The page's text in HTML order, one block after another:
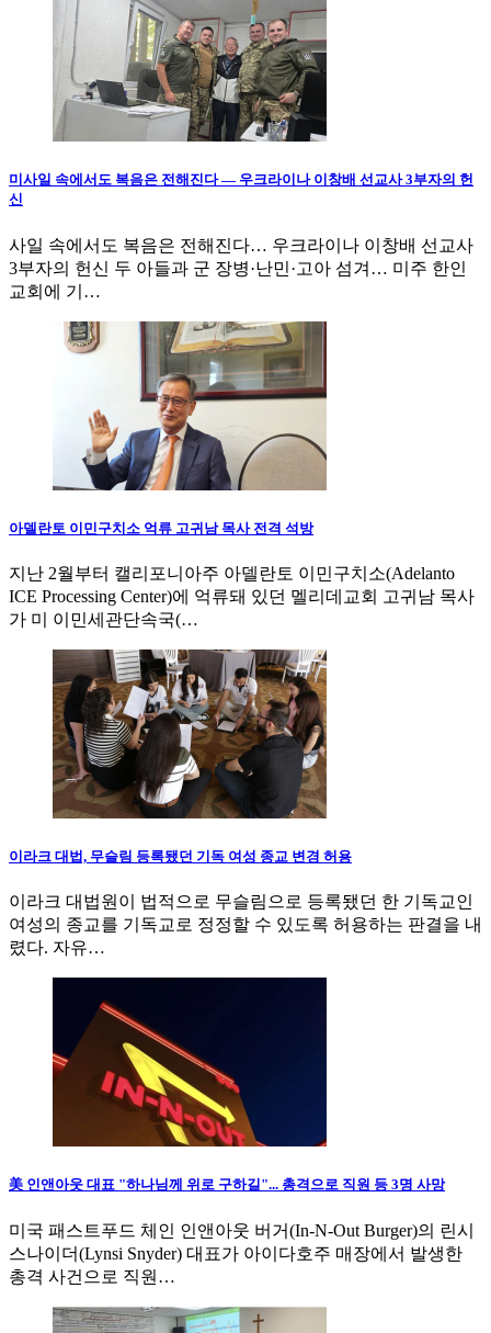
미사일 속에서도 복음은 전해진다 — 우크라이나 이창배 선교사 3부자의 헌
신
사일 속에서도 복음은 전해진다… 우크라이나 이창배 선교사
3부자의 헌신 두 아들과 군 장병·난민·고아 섬겨… 미주 한인
교회에 기…
아델란토 이민구치소 억류 고귀남 목사 전격 석방
지난 2월부터 캘리포니아주 아델란토 이민구치소(Adelanto
ICE Processing Center)에 억류돼 있던 멜리데교회 고귀남 목사
가 미 이민세관단속국(…
이라크 대법, 무슬림 등록됐던 기독 여성 종교 변경 허용
이라크 대법원이 법적으로 무슬림으로 등록됐던 한 기독교인
여성의 종교를 기독교로 정정할 수 있도록 허용하는 판결을 내
렸다. 자유…
美 인앤아웃 대표 "하나님께 위로 구하길"... 총격으로 직원 등 3명 사망
미국 패스트푸드 체인 인앤아웃 버거(In-N-Out Burger)의 린시
스나이더(Lynsi Snyder) 대표가 아이다호주 매장에서 발생한
총격 사건으로 직원…